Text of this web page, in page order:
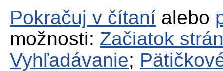
Pokračuj v čítaní alebo
možnosti: Začiatok
Vyhľadávanie;